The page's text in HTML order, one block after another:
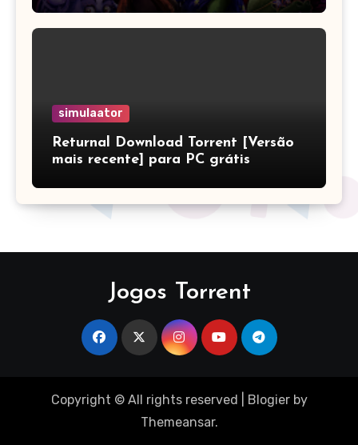
simulaator
Returnal Download Torrent [Versão
mais recente] para PC grátis
Jogos Torrent
Copyright © All rights reserved Blogierby
Themeansar.